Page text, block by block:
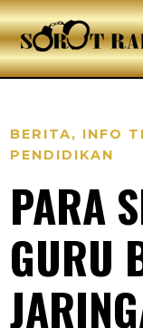
BERITA, INFO
PENDIDIKAN
PARA
GURU